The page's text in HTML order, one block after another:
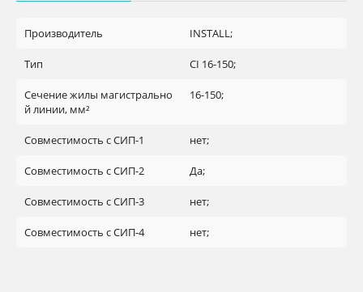
Производитель INSTALL;
Тип CI 16-150;
Сечение жилы магистрально
й линии, мм²
16-150;
Совместимость с СИП-1 нет;
Совместимость с СИП-2 Да;
Совместимость с СИП-3 нет;
Совместимость с СИП-4 нет;